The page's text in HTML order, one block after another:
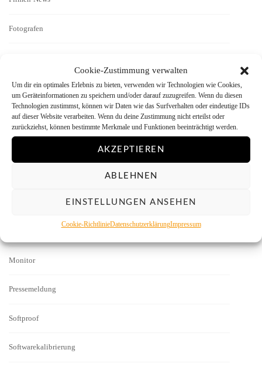
Cookie-Zustimmung verwalten
Um dir ein optimales Erlebnis zu bieten, verwenden wir Technologien wie Cookies,
um Geräteinformationen zu speichern und/oder darauf zuzugreifen. Wenn du diesen
Technologien zustimmst, können wir Daten wie das Surfverhalten oder eindeutige IDs
auf dieser Website verarbeiten. Wenn du deine Zustimmung nicht erteilst oder
zurückziehst, können bestimmte Merkmale und Funktionen beeinträchtigt werden.
AKZEPTIEREN
ABLEHNEN
EINSTELLUNGEN ANSEHEN
Cookie-RichtlinieDatenschutzerklärungImpressum
Fotografen
Interview
Kamera-Reviews
Menschen vor der Kamera
Monitor
Pressemeldung
Softproof
Softwarekalibrierung